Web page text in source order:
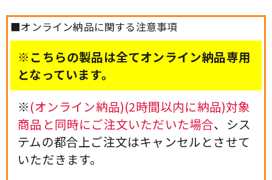
■オンライン納品に関する注意事項
※こちらの製品は全てオンライン納品専用
となっています。
※(オンライン納品)(2時間以内に納品)対象
商品と同時にご注文いただいた場合、シス
テムの都合上ご注文はキャンセルとさせて
いただきます。